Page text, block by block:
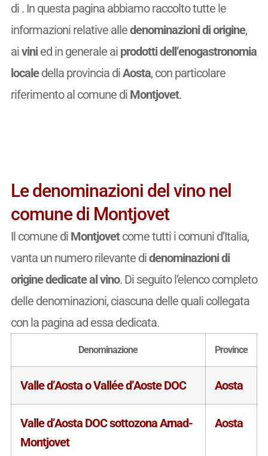
di . In questa pagina abbiamo raccolto tutte le
informazioni relative alledenominazioni di origine,
aivinied in generale ai prodotti dell’enogastronomia
localedella provincia diAosta, con particolare
riferimento al comune di Montjovet.
Le denominazioni del vino nel
comune di Montjovet
Il comune di Montjovetcome tutti i comuni d’Italia,
vanta un numero rilevante didenominazioni di
origine dedicate al vino. Di seguito l’elenco completo
delle denominazioni, ciascuna delle quali collegata
con la pagina ad essa dedicata.
Denominazione Province
Valle d’Aosta o Vallée d’Aoste DOC Aosta
Valle d’Aosta DOC sottozona Arnad-
Montjovet
Aosta